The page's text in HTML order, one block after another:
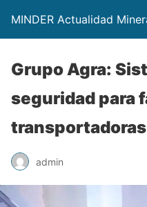
MINDER Actualidad
Grupo Agra:
seguridad para
admin